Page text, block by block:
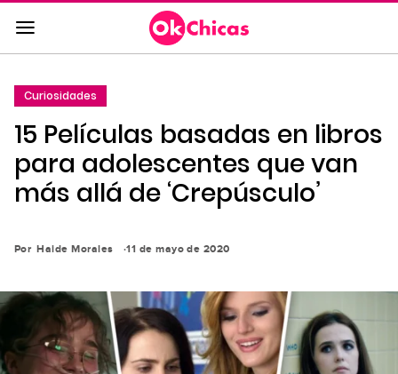
Saltar
al
contenido
la
navegación
principal
Curiosidades
15 Películas basadas en libros
para adolescentes que van
más allá de ‘Crepúsculo’
Por Haide Morales 11 de mayo de 2020